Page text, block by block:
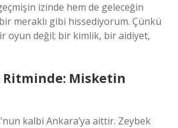
izinde hem de geleceğin
bir meraklı gibi hissediyorum. Çünkü
oyun değil; bir kimlik, bir aidiyet,
Ritminde: Misketin
kalbi Ankara’ya aittir. Zeybek